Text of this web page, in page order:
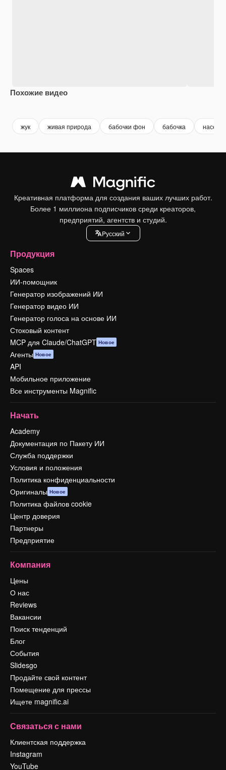
Похожие видео
жук живая природа бабочки фон бабочка
Креативная платформа для создания ваших лучших работ.
Более 1 миллиона подписчиков среди креаторов,
предприятий, агентств и студий.
Pусский
Продукция
Spaces
ИИ-помощник
Генератор изображений ИИ
Генератор видео ИИ
Генератор голоса на основе ИИ
Стоковый контент
MCP для Claude/ChatGPT Новое
Агенты Новое
API
Мобильное приложение
Все инструменты Magnific
Начать
Academy
Документация по Пакету ИИ
Служба поддержки
Условия и положения
Политика конфиденциальности
Оригиналы Новое
Политика файлов cookie
Центр доверия
Партнеры
Предприятие
Компания
Цены
О нас
Reviews
Вакансии
Поиск тенденций
Блог
События
Slidesgo
Продайте свой контент
Помещение для прессы
Ищете magnific.ai
Связаться с нами
Клиентская поддержка
Instagram
YouTube